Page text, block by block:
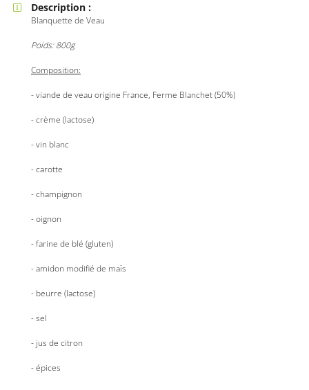
Recopier le code ci-contre
Rafraîchir le captcha
En cochant cette case, vous consentez à recevoir nos propositions commerciales à
 Description :
Blanquette de Veau
Poids: 800g
Composition:
- viande de veau origine France, Ferme Blanchet (50%)
- crème (lactose)
- vin blanc
- carotte
- champignon
- oignon
- farine de blé (gluten)
- amidon modifié de maïs
- beurre (lactose)
- sel
- jus de citron
- épices